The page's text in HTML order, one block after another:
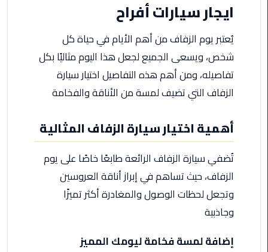
مطروح
ليموزين
مطار
العالمين
ليموزين
مطار
العرب
اسكندرية
ليموزين
مطار
الاسكندرية
ايجار سيارات أفراح
يُعتبر يوم الزفاف من أهم الأيام في حياة كل
شخص، ويسعى الجميع لجعل هذا اليوم مثاليًا بكل
تفاصيله، ومن أهم هذه التفاصيل اختيار سيارة
الزفاف التي تضيف لمسة من الأناقة والفخامة
أهمية اختيار سيارة الزفاف المثالية
تُضفي سيارة الزفاف الرائعة طابعًا خاصًا على يوم
الزفاف، حيث تساهم في إبراز أناقة العروسين
وتجعل لحظات الوصول والمغادرة أكثر تميزًا
وجاذبية
إضافة لمسة فخامة ليومك المميز